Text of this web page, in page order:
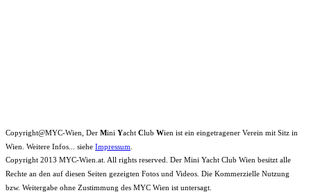
Copyright@MYC-Wien, Der Mini Yacht Club Wien ist ein eingetragener Verein mit Sitz in
Wien. Weitere Infos... siehe Impressum
Copyright 2013 MYC-Wien.at. All rights reserved. Der Mini Yacht Club Wien besitzt alle
Rechte an den auf diesen Seiten gezeigten Fotos und Videos. Die Kommerzielle Nutzung
bzw. Weitergabe ohne Zustimmung des MYC Wien ist untersagt.